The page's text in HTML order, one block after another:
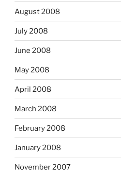
August 2008
July 2008
June 2008
May 2008
April 2008
March 2008
February 2008
January 2008
November 2007